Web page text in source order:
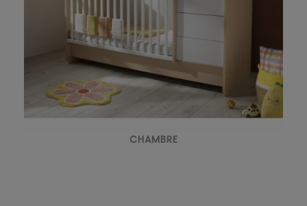
CHAMBRE